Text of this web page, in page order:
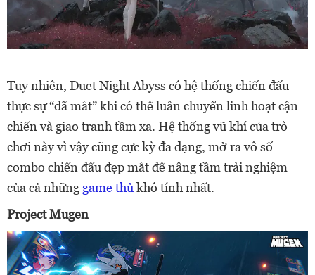
Tuy nhiên, Duet Night Abyss có hệ thống chiến đấu
thực sự “đã mắt” khi có thể luân chuyển linh hoạt cận
chiến và giao tranh tầm xa. Hệ thống vũ khí của trò
chơi này vì vậy cũng cực kỳ đa dạng, mở ra vô số
combo chiến đấu đẹp mắt để nâng tầm trải nghiệm
của cả những game thủ khó tính nhất.
Project Mugen